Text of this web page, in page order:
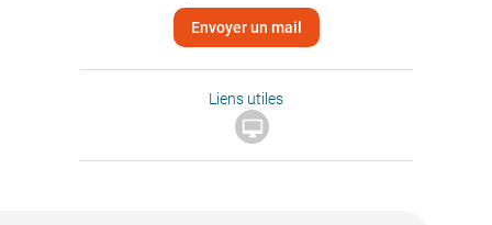
Envoyer un mail
Liens utiles
